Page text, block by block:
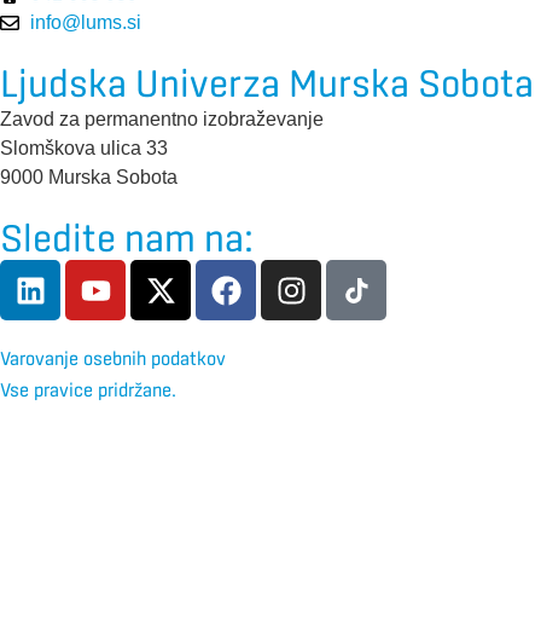
info@lums.si
Ljudska Univerza Murska Sobota
Zavod za permanentno izobraževanje
Slomškova ulica 33
9000 Murska Sobota
Sledite nam na:
Varovanje osebnih podatkov
Vse pravice pridržane.